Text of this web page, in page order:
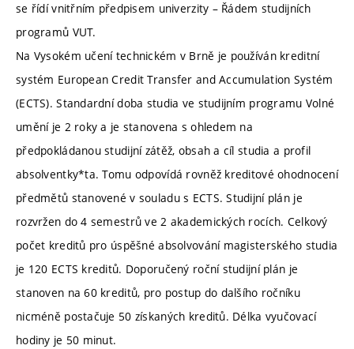
se řídí vnitřním předpisem univerzity – Řádem studijních
programů VUT.
Na Vysokém učení technickém v Brně je používán kreditní
systém European Credit Transfer and Accumulation Systém
(ECTS). Standardní doba studia ve studijním programu Volné
umění je 2 roky a je stanovena s ohledem na
předpokládanou studijní zátěž, obsah a cíl studia a profil
absolventky*ta. Tomu odpovídá rovněž kreditové ohodnocení
předmětů stanovené v souladu s ECTS. Studijní plán je
rozvržen do 4 semestrů ve 2 akademických rocích. Celkový
počet kreditů pro úspěšné absolvování magisterského studia
je 120 ECTS kreditů. Doporučený roční studijní plán je
stanoven na 60 kreditů, pro postup do dalšího ročníku
nicméně postačuje 50 získaných kreditů. Délka vyučovací
hodiny je 50 minut.